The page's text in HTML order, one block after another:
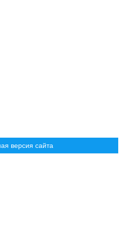
версия сайта